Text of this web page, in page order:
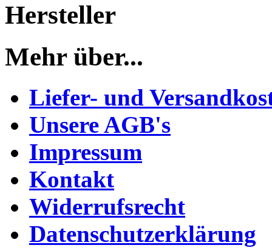
Hersteller
Mehr über...
Liefer- und
Unsere AGB's
Impressum
Kontakt
Widerrufsrecht
Datenschutzerklärung